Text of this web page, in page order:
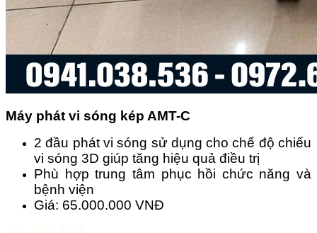
Máy phát vi sóng kép AMT-C
2 đầu phát vi sóng sử dụng cho chế độ chiếu
vi sóng 3D giúp tăng hiệu quả điều trị
Phù hợp trung tâm phục hồi chức năng và
bệnh viện
Giá: 65.000.000 VNĐ